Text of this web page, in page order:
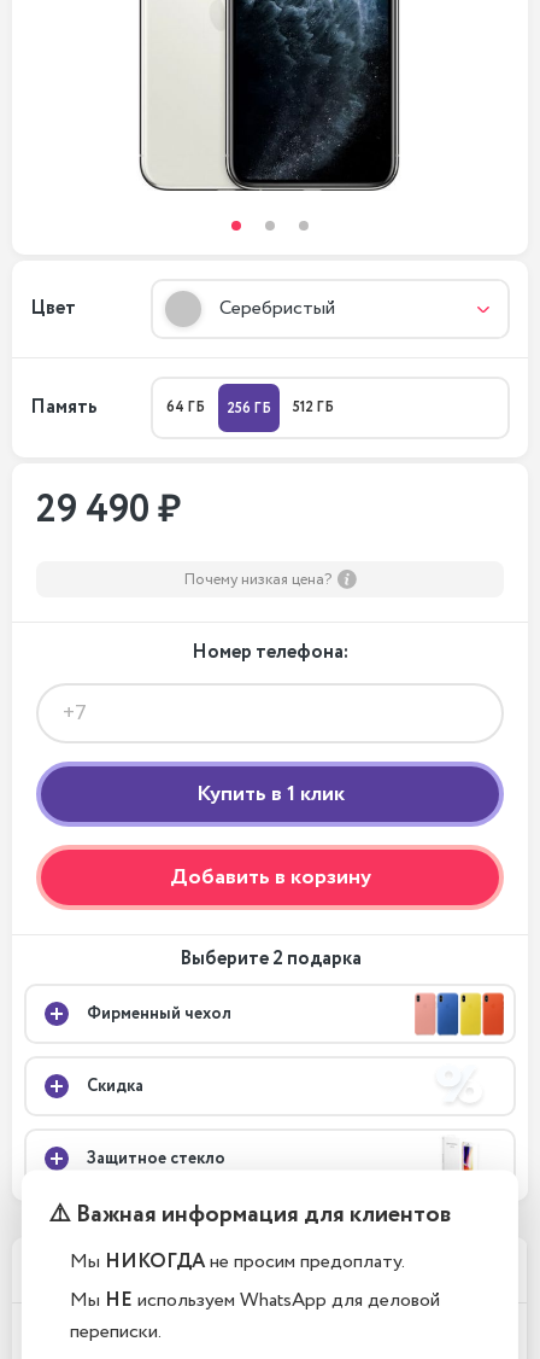
Цвет Серебристый
Память 64 ГБ 256 ГБ 512 ГБ
29 490 ₽
Почему низкая цена?
Номер телефона:
Добавить в корзину
Выберите 2 подарка
Фирменный чехол
Скидка
Защитное стекло
Почему у вас такие низкие цены?
Телефоны новые или восстановленные?
⚠️ Важная информация для клиентов
Мы НИКОГДАне просим предоплату.
Мы НЕ используем WhatsApp для деловой
переписки.